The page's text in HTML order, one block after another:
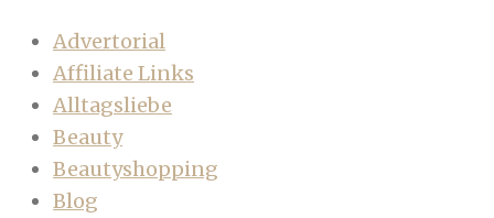
Advertorial
Affiliate Links
Alltagsliebe
Beauty
Beautyshopping
Blog